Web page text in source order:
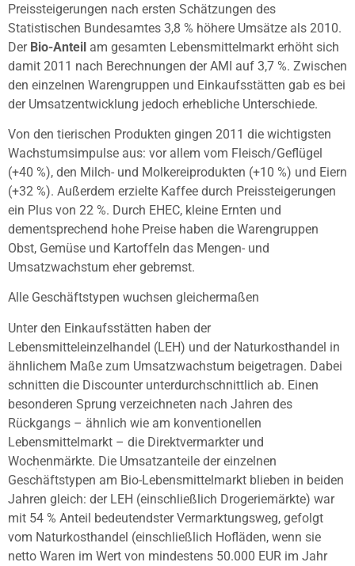
Preissteigerungen nach ersten Schätzungen des
Statistischen Bundesamtes 3,8 % höhere Umsätze als 2010.
Der Bio-Anteil am gesamten Lebensmittelmarkt erhöht sich
damit 2011 nach Berechnungen der AMI auf 3,7 %. Zwischen
den einzelnen Warengruppen und Einkaufsstätten gab es bei
der Umsatzentwicklung jedoch erhebliche Unterschiede.
Von den tierischen Produkten gingen 2011 die wichtigsten
Wachstumsimpulse aus: vor allem vom Fleisch/Geflügel
(+40 %), den Milch- und Molkereiprodukten (+10 %) und Eiern
(+32 %). Außerdem erzielte Kaffee durch Preissteigerungen
ein Plus von 22 %. Durch EHEC, kleine Ernten und
dementsprechend hohe Preise haben die Warengruppen
Obst, Gemüse und Kartoffeln das Mengen- und
Umsatzwachstum eher gebremst.
Alle Geschäftstypen wuchsen gleichermaßen
Unter den Einkaufsstätten haben der
Lebensmitteleinzelhandel (LEH) und der Naturkosthandel in
ähnlichem Maße zum Umsatzwachstum beigetragen. Dabei
schnitten die Discounter unterdurchschnittlich ab. Einen
besonderen Sprung verzeichneten nach Jahren des
Rückgangs – ähnlich wie am konventionellen
Lebensmittelmarkt – die Direktvermarkter und
Wochenmärkte. Die Umsatzanteile der einzelnen
Geschäftstypen am Bio-Lebensmittelmarkt blieben in beiden
Jahren gleich: der LEH (einschließlich Drogeriemärkte) war
mit 54 % Anteil bedeutendster Vermarktungsweg, gefolgt
vom Naturkosthandel (einschließlich Hofläden, wenn sie
netto Waren im Wert von mindestens 50.000 EUR im Jahr